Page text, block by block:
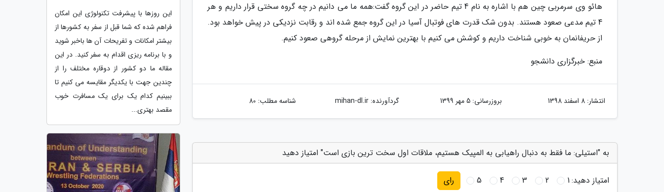
هائو وی سرمربی چین هم با اشاره به نام 4 تیم حاضر در این گروه گفت:همه ما می دانیم در چه گروه سختی قرار داریم و هر
4 تیم مدعی صعود هستند. بدون شک قدرت های فوتبال آسیا در این گروه جمع شده اند و رقابت نزدیکی در پیش خواهد بود.
از حریفانمان به خوبی شناخت داریم و کوشش می کنیم با بهترین نمایش از مرحله گروهی صعود کنیم.
منبع: خبرگزاری دانشجو
انتشار: 8 اسفند 1398 بروزرسانی: 5 مهر 1399 گردآورنده:mihan-dl.ir شناسه مطلب: 80
به "استیلی: ما فقط به دنبال راهیابی به المپیک هستیم، ملاقات اول سخت ترین بازی است" امتیاز دهید
امتیاز دهید:1
2
3
4
5 رای
این روزها با پیشرفت تکنولوژی این امکان
فراهم شده که شما قبل از سفر به کشورها از
بیشتر امکانات و تفریحات آن ها باخبر شوید
و با برنامه ریزی اقدام به سفر کنید. در این
مقاله ما دو کشور از دوقاره مختلف را از
چندین جهت با یکدیگر مقایسه می کنیم تا
ببینیم کدام یک برای یک مسافرت خوب
مقصد بهتری...